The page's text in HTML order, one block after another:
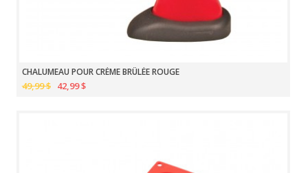
CHALUMEAU POUR CRÈME BRÛLÉE ROUGE
49,99 $ 42,99 $